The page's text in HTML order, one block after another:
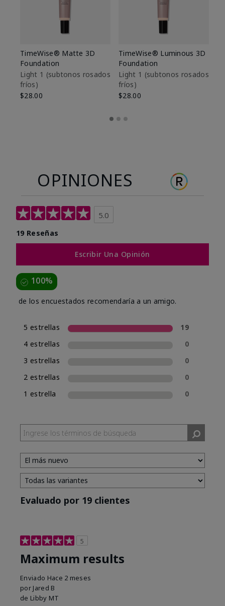
TimeWise® Matte 3D
Foundation
Light 1​ (subtonos rosados
fríos)
$28.00
TimeWise® Luminous 3D
Foundation
Light 1​ (subtonos rosados
fríos)
$28.00
OPINIONES
5.0
19 Reseñas
Escribir Una Opinión
100%
de los encuestados recomendaría a un amigo.
5 estrellas
19
4 estrellas
0
3 estrellas
0
2 estrellas
0
1 estrella
0
Evaluado por 19 clientes
5
Maximum results
Enviado Hace 2 meses
por Jared B
de Libby MT